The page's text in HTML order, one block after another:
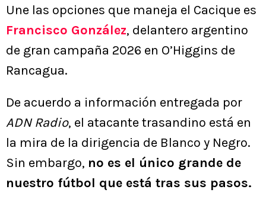
Une las opciones que maneja el Cacique es
Francisco González, delantero argentino
de gran campaña 2026 en O’Higgins de
Rancagua.
De acuerdo a información entregada por
ADN Radio, el atacante trasandino está en
la mira de la dirigencia de Blanco y Negro.
Sin embargo, no es el único grande de
nuestro fútbol que está tras sus pasos.